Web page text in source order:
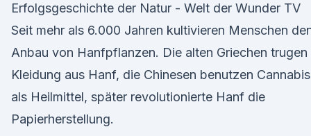
Erfolgsgeschichte der Natur - Welt der Wunder TV
Seit mehr als 6.000 Jahren kultivieren Menschen
Anbau von Hanfpflanzen. Die alten Griechen trugen
Kleidung aus Hanf, die Chinesen benutzen Cannabis
als Heilmittel, später revolutionierte Hanf die
Papierherstellung.